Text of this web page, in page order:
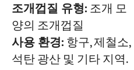
조개껍질 유형:조개 모
양의 조개껍질
사용 환경:항구, 제철소,
석탄 광산 및 기타 지역.